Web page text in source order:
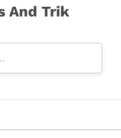
And Trik